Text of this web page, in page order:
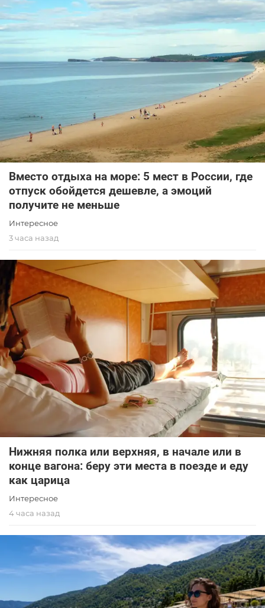
Вместо отдыха на море: 5 мест в России, где
отпуск обойдется дешевле, а эмоций
получите не меньше
Интересное
3 часа назад
Нижняя полка или верхняя, в начале или в
конце вагона: беру эти места в поезде и еду
как царица
Интересное
4 часа назад